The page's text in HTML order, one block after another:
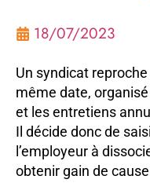
18/07/2023
Un syndicat
même date,
et les entretiens
Il décide donc de
l’employeur à
obtenir gain de cause